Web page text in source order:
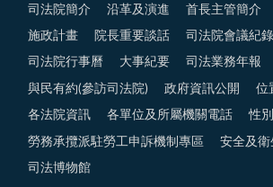
司法院簡介 沿革及演進 首長主管簡介
施政計畫 院長重要談話 司法院會議紀錄
司法院行事曆 大事紀要 司法業務年報
與民有約(參訪司法院) 政府資訊公開 位
各法院資訊 各單位及所屬機關電話 性
勞務承攬派駐勞工申訴機制專區 安全及衛
司法博物館